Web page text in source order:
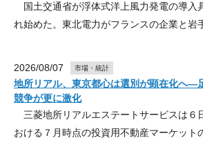
国土交通省が浮体式洋上風力発電の導入
れ始めた。東北電力がフランスの企業と岩
2026/08/07 市場・統計
地所リアル、東京都心は選別が顕在化へ―
競争が更に激化
三菱地所リアルエステートサービスは６
おける７月時点の投資用不動産マーケット